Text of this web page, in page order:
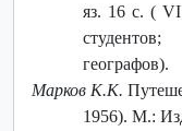
яз. 16 с. (
географов).
Марков К.К.
1956). М.: